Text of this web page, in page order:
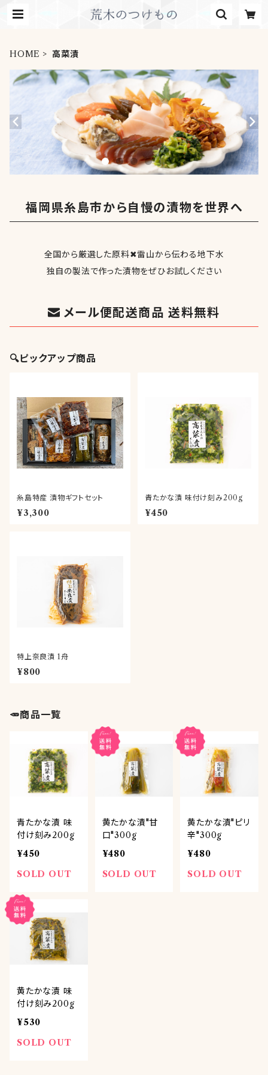
HOME 高菜漬
福岡県糸島市から自慢の漬物を世界へ
全国から厳選した原料✖雷山から伝わる地下水
独自の製法で作った漬物をぜひお試しください
メール便配送商品 送料無料
🔍ピックアップ商品
糸島特産 漬物ギフトセット
¥3,300
青たかな漬 味付け刻み200g
¥450
特上奈良漬 1舟
¥800
🥕商品一覧
青たかな漬 味
付け刻み200g
¥450
SOLD OUT
黄たかな漬"甘
口"300g
¥480
SOLD OUT
黄たかな漬"ピリ
辛"300g
¥480
SOLD OUT
黄たかな漬 味
付け刻み200g
¥530
SOLD OUT